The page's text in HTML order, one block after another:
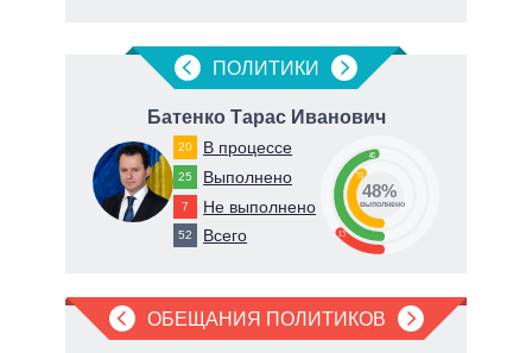
ПОЛИТИКИ
Батенко Тарас Иванович
20 В процессе
25 Выполнено
7 Не выполнено
52 Всего 13
48
39
48%
выполнено
ОБЕЩАНИЯ ПОЛИТИКОВ